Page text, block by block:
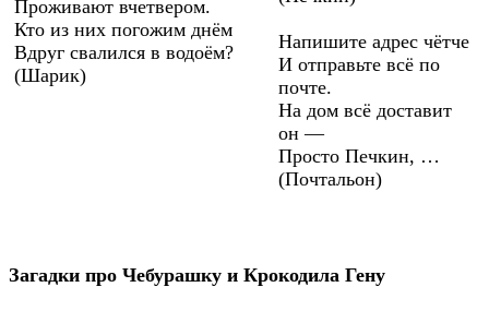
Проживают вчетвером.
Кто из них погожим днём
Вдруг свалился в водоём?
(Шарик)
Напишите адрес чётче
И отправьте всё по
почте.
На дом всё доставит
он —
Просто Печкин, …
(Почтальон)
Загадки про Чебурашку и Крокодила Гену